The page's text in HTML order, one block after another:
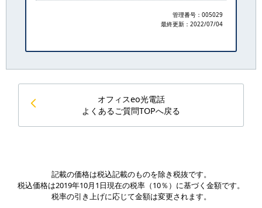
管理番号：005029
最終更新：2022/07/04
オフィスeo光電話
よくあるご質問TOPへ戻る
記載の価格は税込記載のものを除き税抜です。
税込価格は2019年10月1日現在の税率（10％）に基づく金額です。
税率の引き上げに応じて金額は変更されます。